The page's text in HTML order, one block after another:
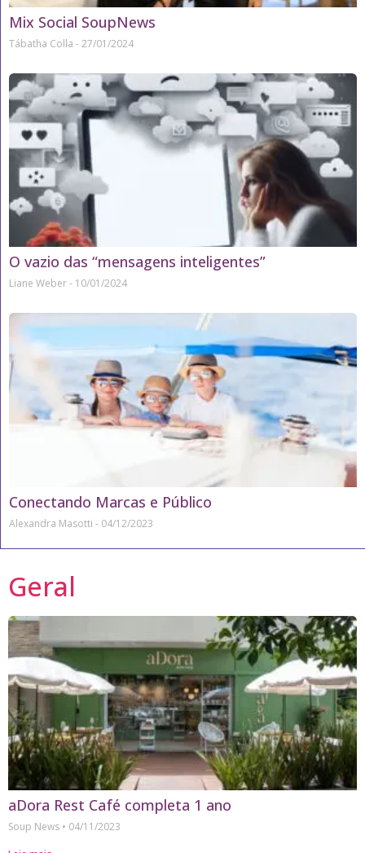
Mix Social SoupNews
Tábatha Colla 27/01/2024
O vazio das “mensagens inteligentes”
Liane Weber 10/01/2024
Conectando Marcas e Público
Alexandra Masotti 04/12/2023
Geral
aDora Rest Café completa 1 ano
Soup News
04/11/2023